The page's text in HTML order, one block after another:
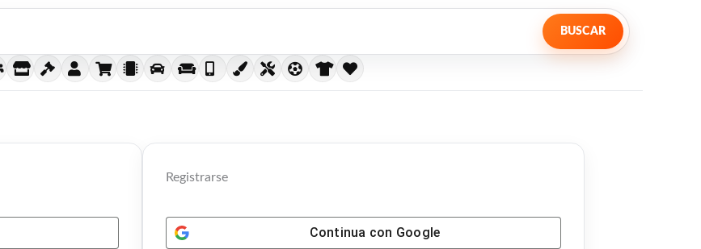
BUSCAR
Registrarse
Continua con Google